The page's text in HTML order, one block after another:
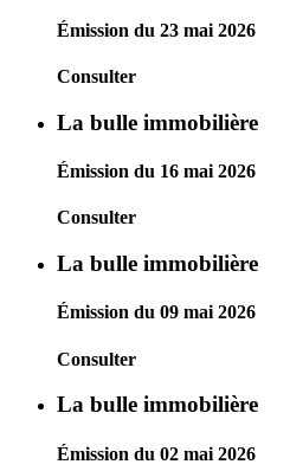
Émission du 23 mai 2026
Consulter
La bulle immobilière
Émission du 16 mai 2026
Consulter
La bulle immobilière
Émission du 09 mai 2026
Consulter
La bulle immobilière
Émission du 02 mai 2026